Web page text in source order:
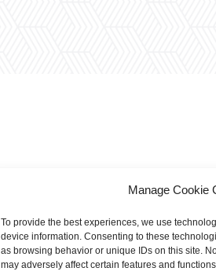
Manage Cookie
To provide the best experiences, we use
device information. Consenting to these
as browsing behavior or unique IDs on this site.
may adversely affect certain features and
Contacto
rab@tuviaserber.com